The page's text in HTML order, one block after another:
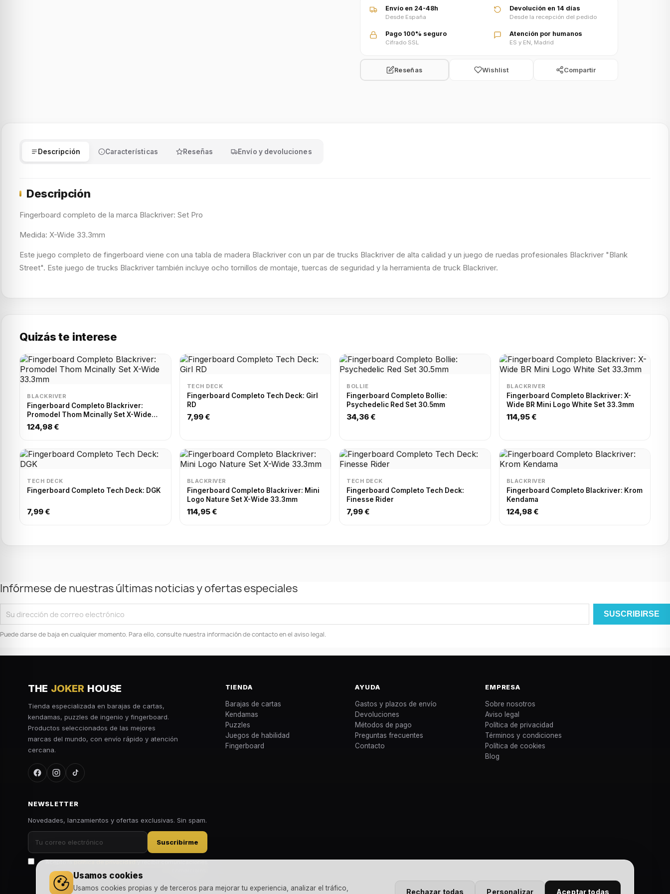
Usamos cookies
Usamos cookies propias y de terceros para mejorar tu experiencia, analizar el tráfico, Rechazar todas Personalizar Aceptar todas
Envío en 24-48h
Desde España
Devolución en 14 días
Desde la recepción del pedido
Pago 100% seguro
Cifrado SSL
Atención por humanos
ES y EN, Madrid
Reseñas Wishlist Compartir
Descripción Características Reseñas Envío y devoluciones
Descripción
Fingerboard completo de la marca Blackriver: Set Pro
Medida: X-Wide 33.3mm
Este juego completo de fingerboard viene con una tabla de madera Blackriver con un par de trucks Blackriver de alta calidad y un juego de ruedas profesionales Blackriver "Blank
Street". Este juego de trucks Blackriver también incluye ocho tornillos de montaje, tuercas de seguridad y la herramienta de truck Blackriver.
Quizás te interese
BLACKRIVER
Fingerboard Completo Blackriver:
Promodel Thom Mcinally Set X-Wide
33.3mm
124,98 €
TECH DECK
Fingerboard Completo Tech Deck: Girl
RD
7,99 €
BOLLIE
Fingerboard Completo Bollie:
Psychedelic Red Set 30.5mm
34,36 €
BLACKRIVER
Fingerboard Completo Blackriver: X-
Wide BR Mini Logo White Set 33.3mm
114,95 €
TECH DECK
Fingerboard Completo Tech Deck: DGK
7,99 €
BLACKRIVER
Fingerboard Completo Blackriver: Mini
Logo Nature Set X-Wide 33.3mm
114,95 €
TECH DECK
Fingerboard Completo Tech Deck:
Finesse Rider
7,99 €
BLACKRIVER
Fingerboard Completo Blackriver: Krom
Kendama
124,98 €
Infórmese de nuestras últimas noticias y ofertas especiales
Puede darse de baja en cualquier momento. Para ello, consulte nuestra información de contacto en el aviso legal.
THE JOKER HOUSE
Tienda especializada en barajas de cartas,
kendamas, puzzles de ingenio y fingerboard.
Productos seleccionados de las mejores
marcas del mundo, con envío rápido y atención
cercana.
TIENDA
Barajas de cartas
Kendamas
Puzzles
Juegos de habilidad
Fingerboard
AYUDA
Gastos y plazos de envío
Devoluciones
Métodos de pago
Preguntas frecuentes
Contacto
EMPRESA
Sobre nosotros
Aviso legal
Política de privacidad
Términos y condiciones
Política de cookies
Blog
NEWSLETTER
Novedades, lanzamientos y ofertas exclusivas. Sin spam.
Suscribirme
Acepto lapolítica de privacidady recibir comunicaciones